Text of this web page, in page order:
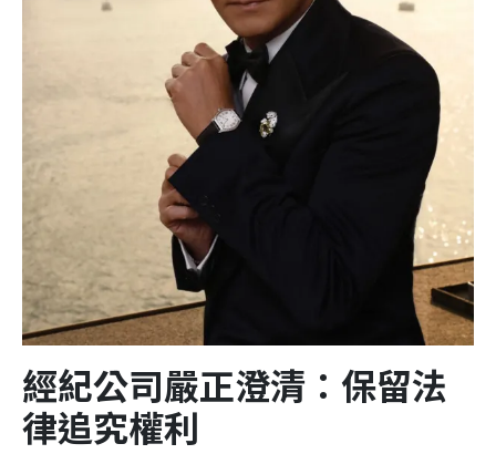
經紀公司嚴正澄清：保留法
律追究權利